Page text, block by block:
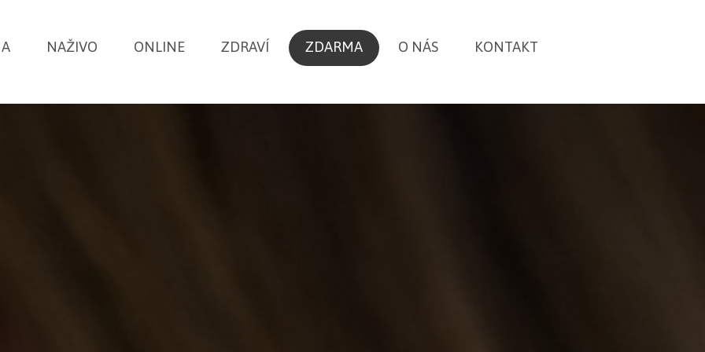
NAŽIVO ONLINE ZDRAVÍ ZDARMA O NÁS KONTAKT